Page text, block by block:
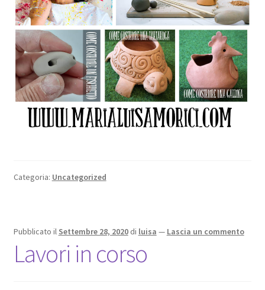
Categoria: Uncategorized
Pubblicato il Settembre 28, 2020 di luisa — Lascia un commento
Lavori in corso